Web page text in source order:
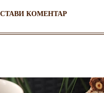
obe smese što kraće
višnje i 50 g iseckane
se stegne, umutiti šlag i
КОМЕНТАР